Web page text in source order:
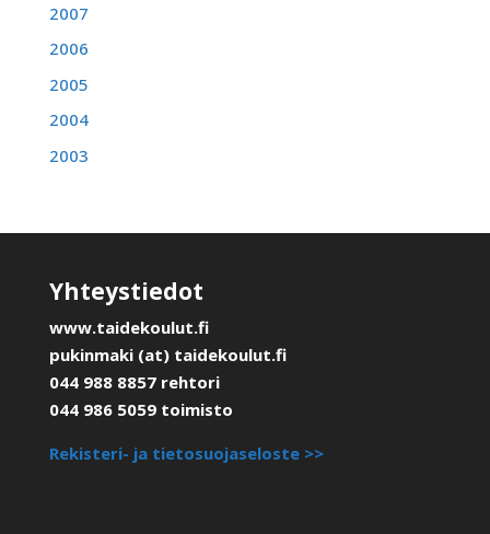
2007
2006
2005
2004
2003
Yhteystiedot
www.taidekoulut.fi
pukinmaki (at) taidekoulut.fi
044 988 8857 rehtori
044 986 5059 toimisto
Rekisteri- ja tietosuojaseloste >>